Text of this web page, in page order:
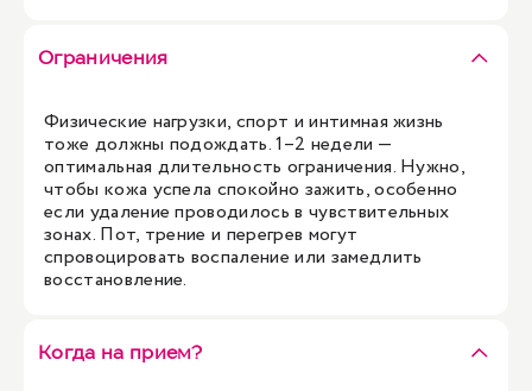
Ограничения
Физические нагрузки, спорт и интимная жизнь
тоже должны подождать. 1–2 недели —
оптимальная длительность ограничения. Нужно,
чтобы кожа успела спокойно зажить, особенно
если удаление проводилось в чувствительных
зонах. Пот, трение и перегрев могут
спровоцировать воспаление или замедлить
восстановление.
Когда на прием?